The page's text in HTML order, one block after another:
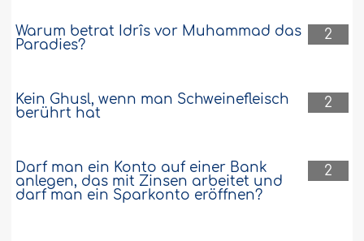
2
Warum betrat Idrîs vor Muhammad das
Paradies?
2
Kein Ghusl, wenn man Schweinefleisch
berührt hat
2
Darf man ein Konto auf einer Bank
anlegen, das mit Zinsen arbeitet und
darf man ein Sparkonto eröffnen?